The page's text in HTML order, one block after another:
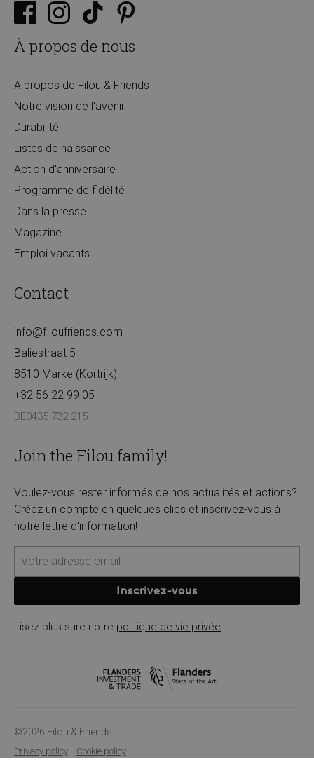
À propos de nous
A propos de Filou & Friends
Notre vision de l'avenir
Durabilité
Listes de naissance
Action d'anniversaire
Programme de fidélité
Dans la presse
Magazine
Emploi vacants
Contact
info@filoufriends.com
Baliestraat 5
8510 Marke (Kortrijk)
+32 56 22 99 05
BE0435 732 215
Join the Filou family!
Voulez-vous rester informés de nos actualités et actions?
Créez un compte en quelques clics et inscrivez-vous à
notre lettre d'information!
Inscrivez-vous
Lisez plus sure notre politique de vie privée
©2026 Filou & Friends
Privacy policy Cookie policy